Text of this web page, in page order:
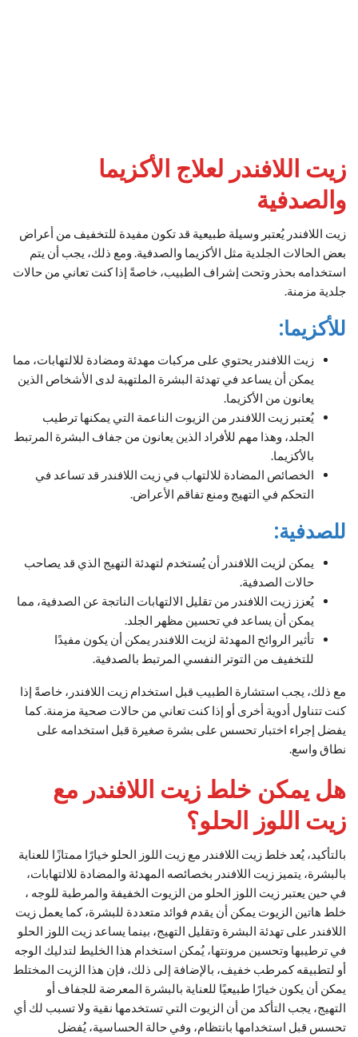
زيت اللافندر لعلاج الأكزيما
والصدفية
زيت اللافندر يُعتبر وسيلة طبيعية قد تكون مفيدة للتخفيف من أعراض
بعض الحالات الجلدية مثل الأكزيما والصدفية. ومع ذلك، يجب أن يتم
استخدامه بحذر وتحت إشراف الطبيب، خاصةً إذا كنت تعاني من حالات
جلدية مزمنة.
للأكزيما:
زيت اللافندر يحتوي على مركبات مهدئة ومضادة للالتهابات، مما
يمكن أن يساعد في تهدئة البشرة الملتهبة لدى الأشخاص الذين
يعانون من الأكزيما.
يُعتبر زيت اللافندر من الزيوت الناعمة التي يمكنها ترطيب
الجلد، وهذا مهم للأفراد الذين يعانون من جفاف البشرة المرتبط
بالأكزيما.
الخصائص المضادة للالتهاب في زيت اللافندر قد تساعد في
التحكم في التهيج ومنع تفاقم الأعراض.
للصدفية:
يمكن لزيت اللافندر أن يُستخدم لتهدئة التهيج الذي قد يصاحب
حالات الصدفية.
يُعزز زيت اللافندر من تقليل الالتهابات الناتجة عن الصدفية، مما
يمكن أن يساعد في تحسين مظهر الجلد.
تأثير الروائح المهدئة لزيت اللافندر يمكن أن يكون مفيدًا
للتخفيف من التوتر النفسي المرتبط بالصدفية.
مع ذلك، يجب استشارة الطبيب قبل استخدام زيت اللافندر، خاصةً إذا
كنت تتناول أدوية أخرى أو إذا كنت تعاني من حالات صحية مزمنة. كما
يفضل إجراء اختبار تحسس على بشرة صغيرة قبل استخدامه على
نطاق واسع.
هل يمكن خلط زيت اللافندر مع
زيت اللوز الحلو؟
بالتأكيد، يُعد خلط زيت اللافندر مع زيت اللوز الحلو خيارًا ممتازًا للعناية
بالبشرة، يتميز زيت اللافندر بخصائصه المهدئة والمضادة للالتهابات،
في حين يعتبر زيت اللوز الحلو من الزيوت الخفيفة والمرطبة للوجه ،
خلط هاتين الزيوت يمكن أن يقدم فوائد متعددة للبشرة، كما يعمل زيت
اللافندر على تهدئة البشرة وتقليل التهيج، بينما يساعد زيت اللوز الحلو
في ترطيبها وتحسين مرونتها، يُمكن استخدام هذا الخليط لتدليك الوجه
أو لتطبيقه كمرطب خفيف، بالإضافة إلى ذلك، فإن هذا الزيت المختلط
يمكن أن يكون خيارًا طبيعيًا للعناية بالبشرة المعرضة للجفاف أو
التهيج، يجب التأكد من أن الزيوت التي تستخدمها نقية ولا تسبب لك أي
تحسس قبل استخدامها بانتظام، وفي حالة الحساسية، يُفضل